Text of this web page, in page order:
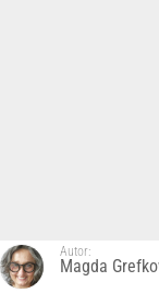
Autor:
Magda